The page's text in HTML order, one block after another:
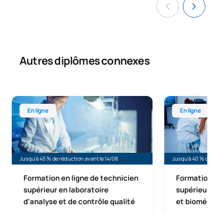
Autres diplômes connexes
En ligne
Jusqu'à 45 % de réduction avant le 14/08
Formation en ligne de technicien
supérieur en laboratoire
d'analyse et de contrôle qualité
Formation en ligne de technicien supérieur en
En ligne
Jusqu'à 40 % de
Formation
supérieur
et
Formation en